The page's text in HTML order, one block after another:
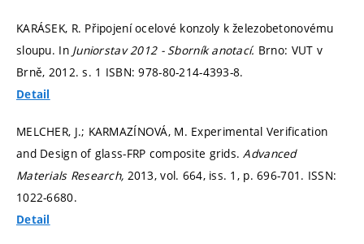
KARÁSEK, R. Připojení ocelové konzoly k železobetonovému
sloupu. In Juniorstav 2012 - Sborník anotací. Brno: VUT v
Brně, 2012.s. 1 ISBN: 978-80-214-4393-8.
Detail
MELCHER, J.; KARMAZÍNOVÁ, M. Experimental Verification
and Design of glass-FRP composite grids.Advanced
Materials Research, 2013, vol. 664, iss. 1, p. 696-701. ISSN:
1022-6680.
Detail